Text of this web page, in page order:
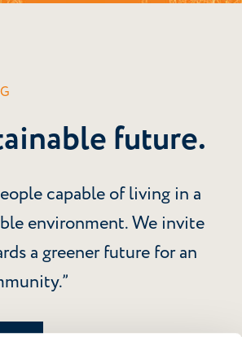
future.
capable of living in a
environment. We invite
a greener future for an